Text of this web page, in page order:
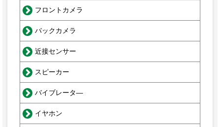
フロントカメラ
バックカメラ
近接センサー
スピーカー
バイブレータ―
イヤホン